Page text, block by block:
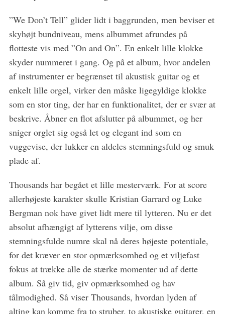
”We Don’t Tell” glider lidt i baggrunden, men beviser et
skyhøjt bundniveau, mens albummet afrundes på
flotteste vis med ”On and On”. En enkelt lille klokke
skyder nummeret i gang. Og på et album, hvor andelen
af instrumenter er begrænset til akustisk guitar og et
enkelt lille orgel, virker den måske ligegyldige klokke
som en stor ting, der har en funktionalitet, der er svær at
beskrive. Åbner en flot afslutter på albummet, og her
sniger orglet sig også let og elegant ind som en
vuggevise, der lukker en aldeles stemningsfuld og smuk
plade af.
Thousands har begået et lille mesterværk. For at score
allerhøjeste karakter skulle Kristian Garrard og Luke
Bergman nok have givet lidt mere til lytteren. Nu er det
absolut afhængigt af lytterens vilje, om disse
stemningsfulde numre skal nå deres højeste potentiale,
for det kræver en stor opmærksomhed og et viljefast
fokus at trække alle de stærke momenter ud af dette
album. Så giv tid, giv opmærksomhed og hav
tålmodighed. Så viser Thousands, hvordan lyden af
alting kan komme fra to struber, to akustiske guitarer, en